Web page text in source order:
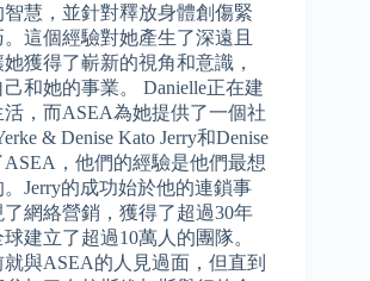
慧，並針對釋放身體創傷緊
這個經驗對她產生了深遠且
獲得了嶄新的視角和意識，
和她的事業。 Danielle正在建
，而ASEA為她提供了一個社
& Denise Kato Jerry和Denise
，他們的經驗是他們最想
Jerry的成功始於他的連鎖事
網絡營銷，獲得了超過30年
建立了超過10萬人的團隊。
與ASEA的人見過面，但直到